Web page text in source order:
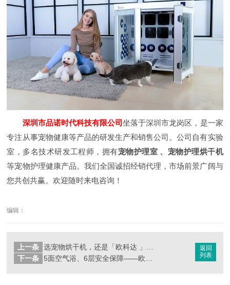
深圳市品诺时代科技有限公司坐落于深圳市龙岗区，是一家
专注从事宠物健康等产品的研发生产和销售公司。公司自有实验
室，多名技术研发工程师，拥有宠物护理室 、宠物护理烘干机
等宠物护理健康产品。我们全国诚招经销代理，市场前景广阔与
您共创共赢。欢迎随时来电咨询！
编辑：
返回
列表
上一条
下一条
5面空气浴、6层安全保障——欧科达宠物烘干机